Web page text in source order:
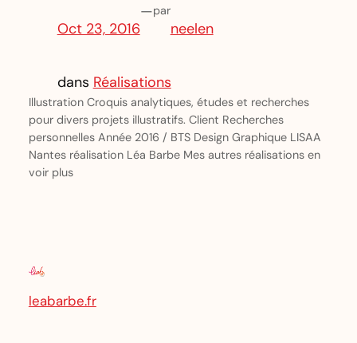
Oct 23, 2016
—par
neelen
dans Réalisations
Illustration Croquis analytiques, études et recherches
pour divers projets illustratifs. Client Recherches
personnelles Année 2016 / BTS Design Graphique LISAA
Nantes réalisation Léa Barbe Mes autres réalisations en
voir plus
leabarbe.fr